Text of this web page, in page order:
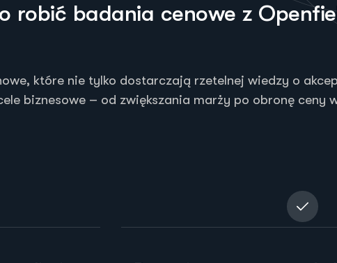
o robić badania cenowe z Openfie
które nie tylko dostarczają rzetelnej wiedzy o
biznesowe – od zwiększania marży po obronę ceny